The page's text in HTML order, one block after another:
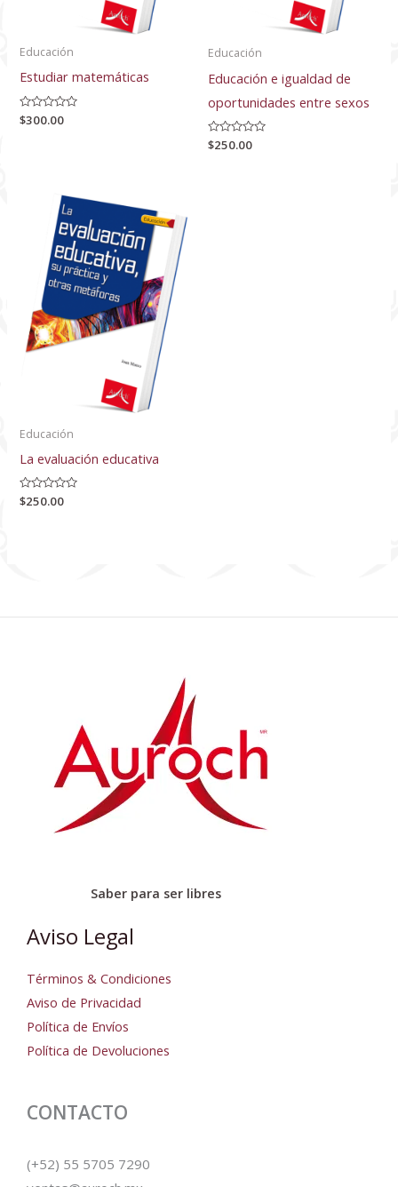
Educación
Estudiar matemáticas
Valorado
con
$300.00
Educación
Educación e igualdad de
oportunidades entre sexos
Valorado
con
$250.00
Educación
La evaluación educativa
Valorado
con
$250.00
Saber para ser libres
Aviso Legal
Términos & Condiciones
Aviso de Privacidad
Política de Envíos
Política de Devoluciones
CONTACTO
(+52) 55 5705 7290